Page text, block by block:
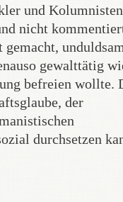
und Kolumnisten
nicht
gewalttätig
befreien wollte.
der
durchsetzen